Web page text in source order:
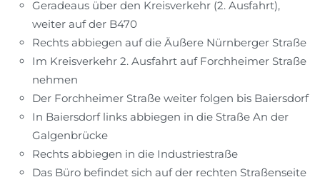
Geradeaus über den Kreisverkehr (2. Ausfahrt),
weiter auf der B470
Rechts abbiegen auf die Äußere Nürnberger Straße
Im Kreisverkehr 2. Ausfahrt auf Forchheimer Straße
nehmen
Der Forchheimer Straße weiter folgen bis Baiersdorf
In Baiersdorf links abbiegen in die Straße An der
Galgenbrücke
Rechts abbiegen in die Industriestraße
Das Büro befindet sich auf der rechten Straßenseite